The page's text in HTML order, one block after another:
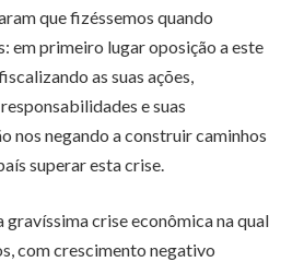
que fizéssemos quando
em primeiro lugar oposição a este
as suas ações,
e suas
nos negando a construir caminhos
superar esta crise.
gravíssima crise econômica na qual
com crescimento negativo